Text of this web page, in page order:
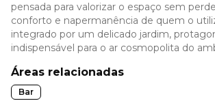
pensada para valorizar o espaço sem
conforto e napermanência de quem o
integrado por um delicado jardim,
indispensável para o ar cosmopolita do
Áreas relacionadas
Bar